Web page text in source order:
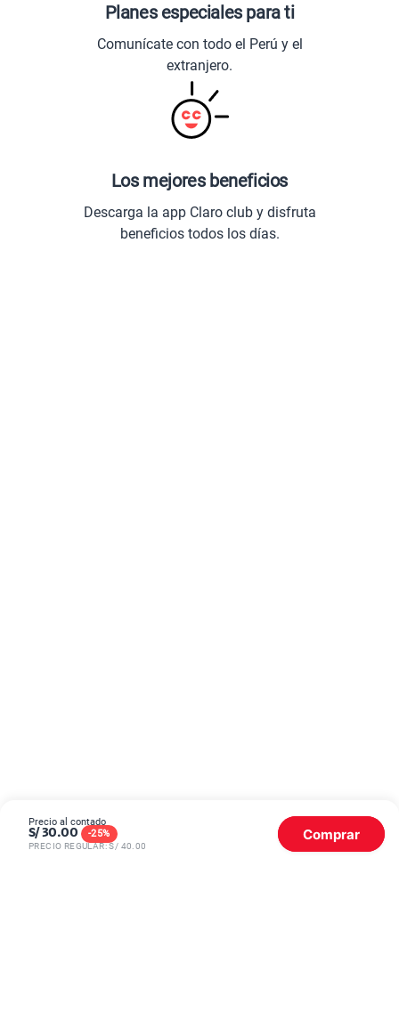
Precio al contado
S/30.00 -25%
PRECIO REGULAR: S/ 40.00
Comprar
Planes especiales para ti
Comunícate con todo el Perú y el
extranjero.
Los mejores beneficios
Descarga la app Claro club y disfruta
beneficios todos los días.